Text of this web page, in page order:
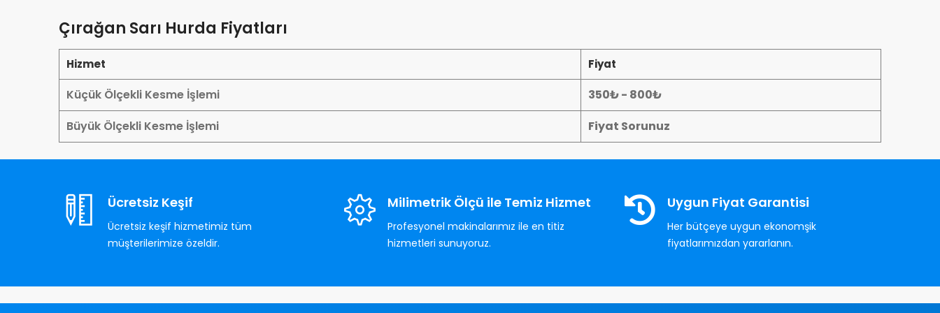
Çırağan Sarı Hurda Fiyatları
Hizmet Fiyat
Küçük Ölçekli Kesme İşlemi
350₺ - 800₺
Büyük Ölçekli Kesme İşlemi
Fiyat Sorunuz
Ücretsiz Keşif
Ücretsiz keşif hizmetimiz tüm
müşterilerimize özeldir.
Milimetrik Ölçü ile Temiz Hizmet
Profesyonel makinalarımız ile en titiz
hizmetleri sunuyoruz.
Uygun Fiyat Garantisi
Her bütçeye uygun ekonomşik
fiyatlarımızdan yararlanın.